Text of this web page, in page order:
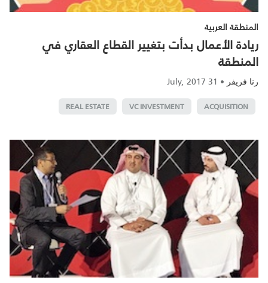
المنطقة العربية
ريادة الأعمال بدأت بتغيير القطاع العقاري في
المنطقة
رنا فريفر •
31 July, 2017
ACQUISITION
VC INVESTMENT
REAL ESTATE